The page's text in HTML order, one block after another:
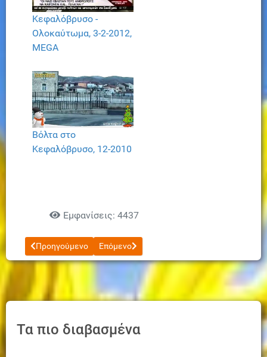
Κεφαλόβρυσο -
Ολοκαύτωμα, 3-2-2012,
ΜEGA
Βόλτα στο
Κεφαλόβρυσο, 12-2010
Εμφανίσεις: 4437
Προηγούμενο άρθρο: Χιόνι στο Κεφαλόβρυσο, 11-1-2017
Προηγούμενο Επόμενο άρθρο: Κεφαλόβρυσο, ΕΤ2, 1988
Επόμενο
Τα πιο διαβασμένα